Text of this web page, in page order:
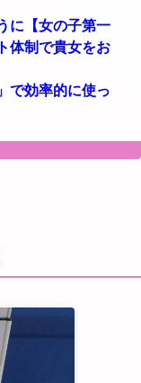
に【女の子第一
体制で貴女をお
で効率的に使っ